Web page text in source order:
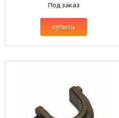
Под заказ
купить